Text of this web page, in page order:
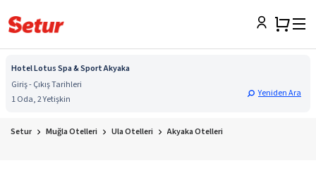
Hotel Lotus Spa & Sport Akyaka
Giriş - Çıkış Tarihleri
1 Oda, 2 Yetişkin
Yeniden Ara
Setur Muğla Otelleri Ula Otelleri Akyaka Otelleri